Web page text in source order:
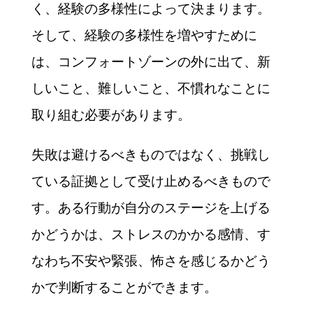
く、経験の多様性によって決まります。
そして、経験の多様性を増やすために
は、コンフォートゾーンの外に出て、新
しいこと、難しいこと、不慣れなことに
取り組む必要があります。
失敗は避けるべきものではなく、挑戦し
ている証拠として受け止めるべきもので
す。ある行動が自分のステージを上げる
かどうかは、ストレスのかかる感情、す
なわち不安や緊張、怖さを感じるかどう
かで判断することができます。